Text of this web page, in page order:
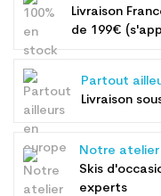
Livraison
de 199€
Partout
Livraison
Notre atelier
Skis
experts